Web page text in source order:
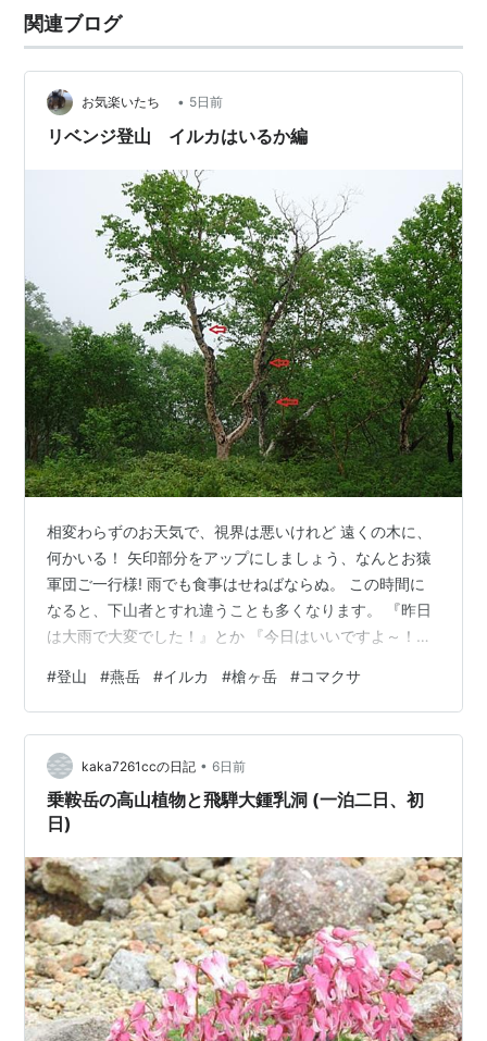
関連ブログ
お気楽いたち • 5日前
リベンジ登山 イルカはいるか編
相変わらずのお天気で、視界は悪いけれど 遠くの木に、
何かいる！ 矢印部分をアップにしましょう、なんとお猿
軍団ご一行様! 雨でも食事はせねばならぬ。 この時間に
なると、下山者とすれ違うことも多くなります。 『昨日
は大雨で大変でした！』とか 『今日はいいですよ～！』
（笑） あの上が燕山荘だけど、ガスで見えず。 晴れ女パ
ワーは、幻となると思いきや え？ 何これ！ 燕山荘まで
あと一歩のところで、青空が見えてきましたよ。 うぇ～
ぃ♪ 風が強いので、雲を飛ばしてくれたみたい。 やは
り、持ってるわ～（笑） で、燕山荘で休憩する前に、燕
岳方面へ。 これならイル…
#登山 #燕岳 #イルカ #槍ヶ岳 #コマクサ
kaka7261ccの日記 • 6日前
乗鞍岳の高山植物と飛騨大鍾乳洞 (一泊二日、初
日)